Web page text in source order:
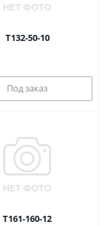
Т132-50-10
Под заказ
Т161-160-12